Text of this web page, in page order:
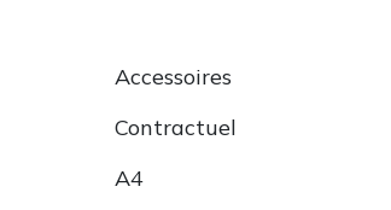
Accessoires
Contractuel
A4